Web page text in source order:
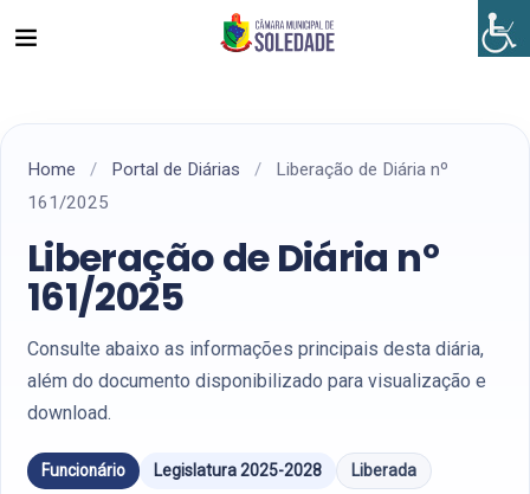
Home / Portal de Diárias /
Liberação de Diária nº
161/2025
Liberação de Diária nº
161/2025
Consulte abaixo as informações principais desta diária,
além do documento disponibilizado para visualização e
download.
Funcionário Legislatura 2025-2028 Liberada